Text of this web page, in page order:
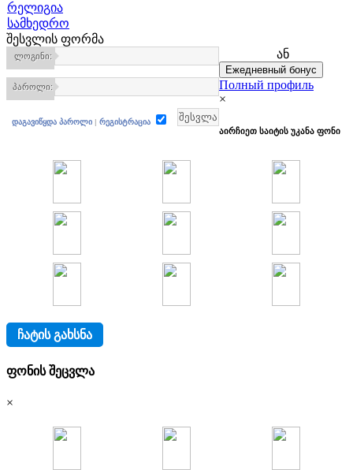
რელიგია
სამხედრო
შესვლის ფორმა
ლოგინი:
პაროლი:
დაგავიწყდა პაროლი| რეგისტრაცია
ან
Полный профиль
×
აირჩიეთ საიტის უკანა ფონი
ᲩᲐᲢᲘᲡ ᲒᲐᲮᲡᲜᲐ
ფონის შეცვლა
×